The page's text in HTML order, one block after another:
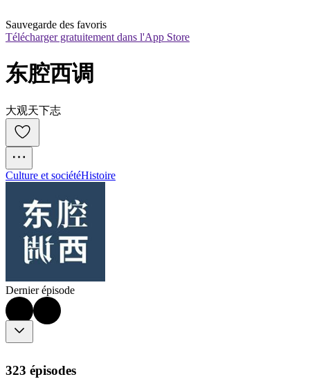
Sauvegarde des favoris
Télécharger gratuitement dans l'App Store
东腔西调
大观天下志
Culture et sociétéHistoire
Dernier épisode
323 épisodes